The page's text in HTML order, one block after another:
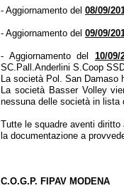
- Aggiornamento del 08/09/
- Aggiornamento del 09/09/
- Aggiornamento del 10/09/
SC.Pall.Anderlini S.Coop
La società Pol. San Damaso
La società Basser Volley
nessuna delle società in lista
Tutte le squadre aventi
la documentazione a
C.O.G.P. FIPAV MODENA